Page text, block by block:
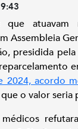
que
Assembleia
presidida
2024, acordo
o valor seria